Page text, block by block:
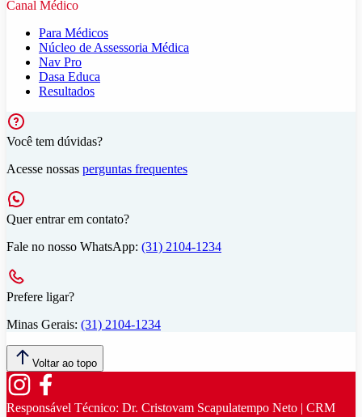
Canal Médico
Para Médicos
Núcleo de Assessoria Médica
Nav Pro
Dasa Educa
Resultados
Você tem dúvidas?
Acesse nossas perguntas frequentes
Quer entrar em contato?
Fale no nosso WhatsApp: (31) 2104-1234
Prefere ligar?
Minas Gerais: (31) 2104-1234
Voltar ao topo
Responsável Técnico: Dr. Cristovam Scapulatempo Neto | CRM